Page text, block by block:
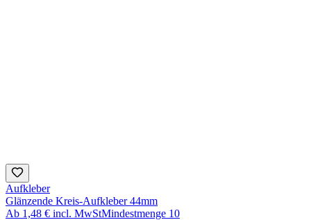
Aufkleber
Glänzende Kreis-Aufkleber 44mm
Ab 1,48 € incl. MwStMindestmenge 10